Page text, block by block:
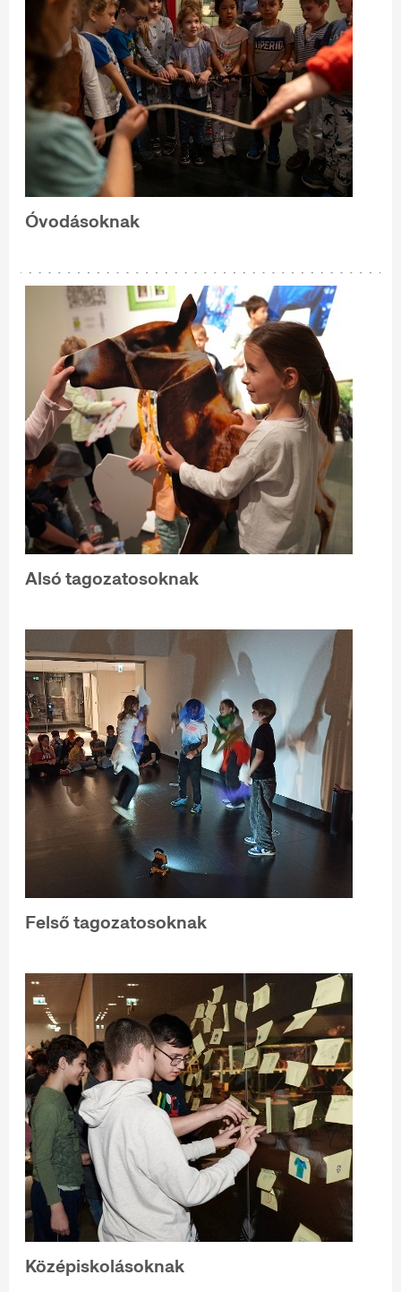
Óvodásoknak
Alsó tagozatosoknak
Felső tagozatosoknak
Középiskolásoknak